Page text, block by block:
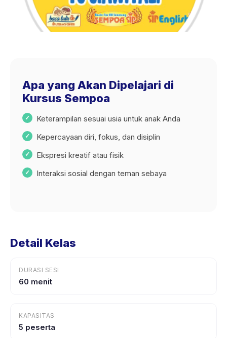
Apa yang Akan Dipelajari di
Kursus Sempoa
Keterampilan sesuai usia untuk anak Anda
Kepercayaan diri, fokus, dan disiplin
Ekspresi kreatif atau fisik
Interaksi sosial dengan teman sebaya
Detail Kelas
DURASI SESI
60 menit
KAPASITAS
5 peserta